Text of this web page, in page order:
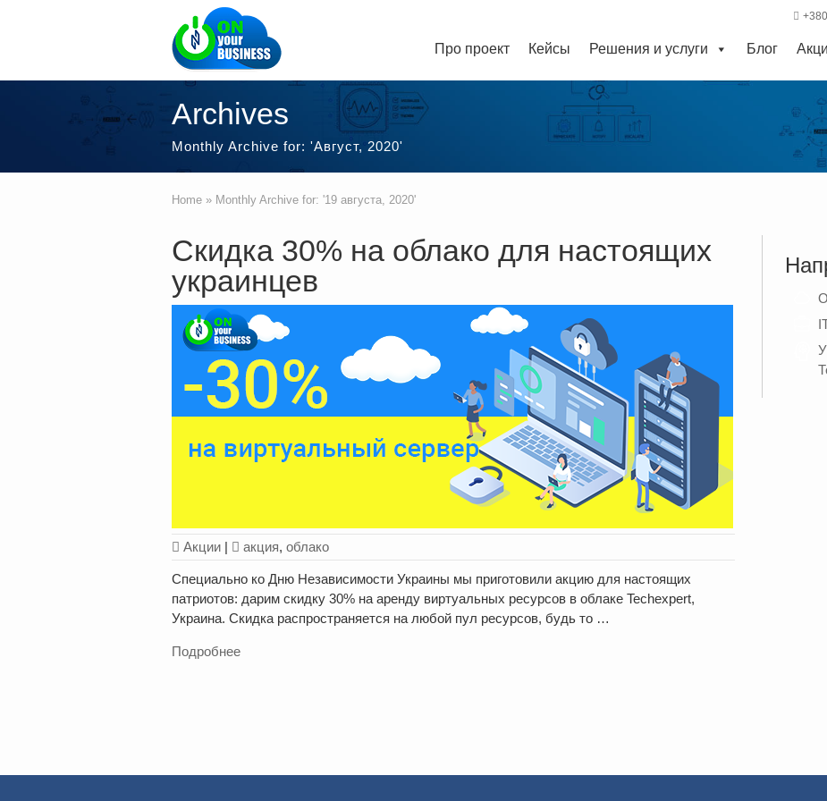
Про проект Кейсы Решения и услуги Блог
Archives
Monthly Archive for: 'Август, 2020'
Home » Monthly Archive for: '19 августа, 2020'
Скидка 30% на облако для настоящих
украинцев
Акции | акция, облако
Специально ко Дню Независимости Украины мы приготовили акцию для настоящих
патриотов: дарим скидку 30% на аренду виртуальных ресурсов в облаке Techexpert,
Украина. Скидка распространяется на любой пул ресурсов, будь то …
Подробнее